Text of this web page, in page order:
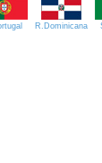
R.Dominicana